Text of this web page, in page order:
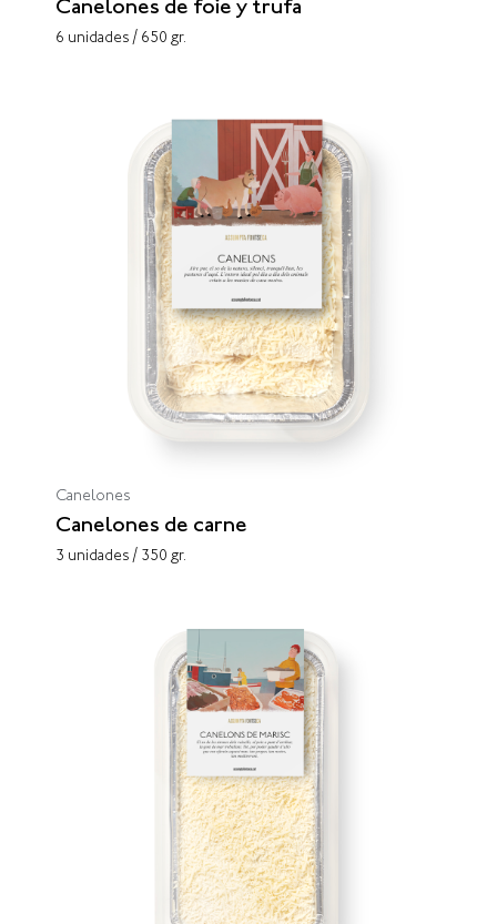
Canelones de foie y trufa
6 unidades / 650 gr.
Canelones
Canelones de carne
3 unidades / 350 gr.